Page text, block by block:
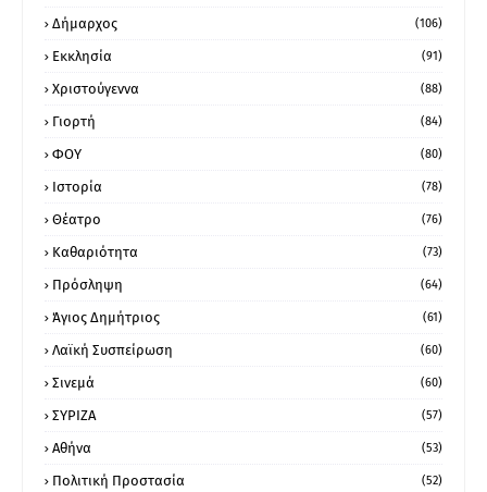
Δήμαρχος (106)
Εκκλησία (91)
Χριστούγεννα (88)
Γιορτή (84)
ΦΟΥ (80)
Ιστορία (78)
Θέατρο (76)
Καθαριότητα (73)
Πρόσληψη (64)
Άγιος Δημήτριος (61)
Λαϊκή Συσπείρωση (60)
Σινεμά (60)
ΣΥΡΙΖΑ (57)
Αθήνα (53)
Πολιτική Προστασία (52)